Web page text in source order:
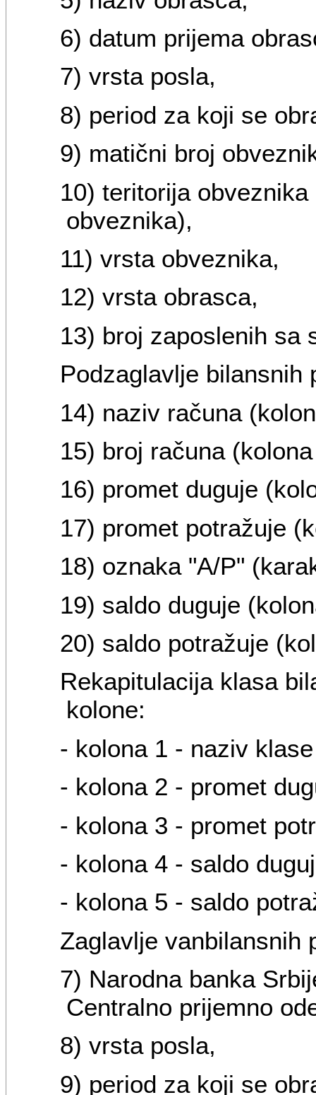
6) datum prijema
7) vrsta posla,
8) period za koji se
9) matični broj
10) teritorija
obveznika),
11) vrsta obveznika,
12) vrsta obrasca,
13) broj zaposlenih sa
Podzaglavlje bilansnih
14) naziv računa
15) broj računa
16) promet duguje
17) promet potražuje
18) oznaka "A/P"
19) saldo duguje
20) saldo potražuje
Rekapitulacija klasa
kolone:
- kolona 1 - naziv
- kolona 2 - promet
- kolona 3 - promet
- kolona 4 - saldo
- kolona 5 - saldo
Zaglavlje vanbilansnih
7) Narodna banka
Centralno prijemno
8) vrsta posla,
9) period za koji se